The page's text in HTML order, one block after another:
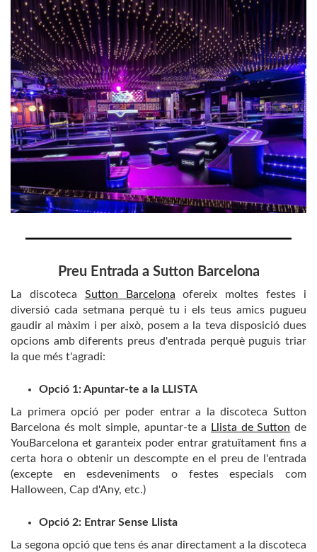
Preu Entrada a Sutton Barcelona
La discoteca Sutton Barcelona ofereix moltes festes i
diversió cada setmana perquè tu i els teus amics pugueu
gaudir al màxim i per això, posem a la teva disposició dues
opcions amb diferents preus d'entrada perquè puguis triar
la que més t'agradi:
Opció 1: Apuntar-te a la LLISTA
La primera opció per poder entrar a la discoteca Sutton
Barcelona és molt simple, apuntar-te a
Llista de Sutton de
YouBarcelona et garanteix poder entrar gratuïtament fins a
certa hora o obtenir un descompte en el preu de l'entrada
(excepte en esdeveniments o festes especials com
Halloween, Cap d'Any, etc.)
Opció 2: Entrar Sense Llista
La segona opció que tens és anar directament a la discoteca